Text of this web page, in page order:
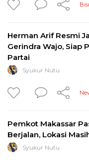
Herman Arif Resmi
Gerindra Wajo, Siap
Partai
Syukur Nutu
Pemkot Makassar
Berjalan, Lokasi
Syukur Nutu